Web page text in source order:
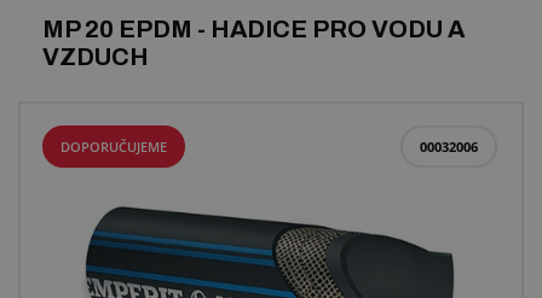
Profily a výroba těsnění
Dopravníkové pásy a montáž
Zlepšení pracovního prostředí
Další pryžové a plastové výrobky
MP 20 EPDM - HADICE PRO VODU A
VZDUCH
00032006
DOPORUČUJEME